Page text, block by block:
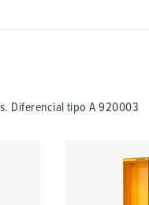
Diferencial tipo A 920003